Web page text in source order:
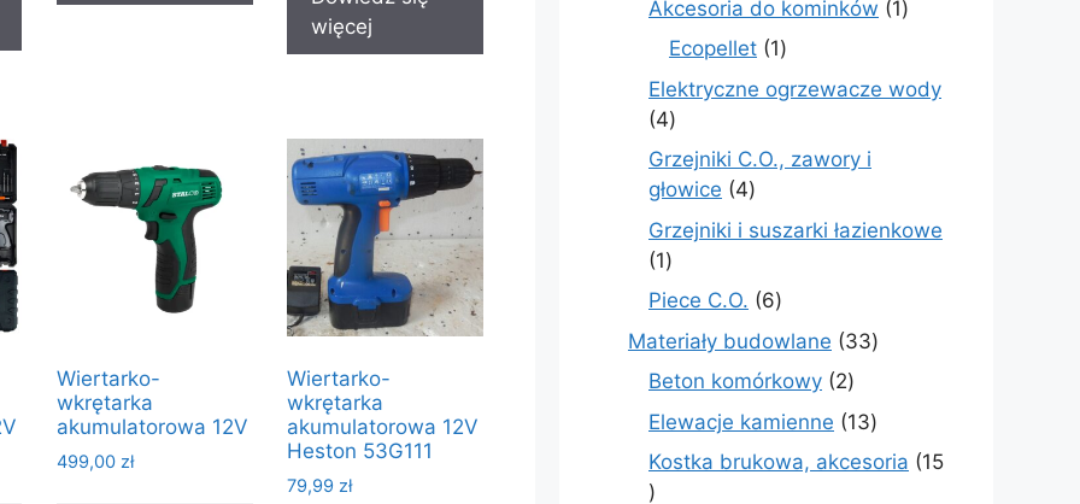
więcej
Wiertarko-
wkrętarka
akumulatorowa 12V
499,00 zł
Wiertarko-
wkrętarka
akumulatorowa 12V
Heston 53G111
79,99 zł
Akcesoria do kominków 11
Ecopellet 11
Elektryczne ogrzewacze wody
44
produkty
Grzejniki C.O., zawory i
głowice
44
produkty
Grzejniki i suszarki łazienkowe
11
produkt
Piece C.O. 66
produktów
Materiały budowlane 3333
Beton komórkowy 22
produkty
Elewacje kamienne 1313
produktów
Kostka brukowa, akcesoria
15
15